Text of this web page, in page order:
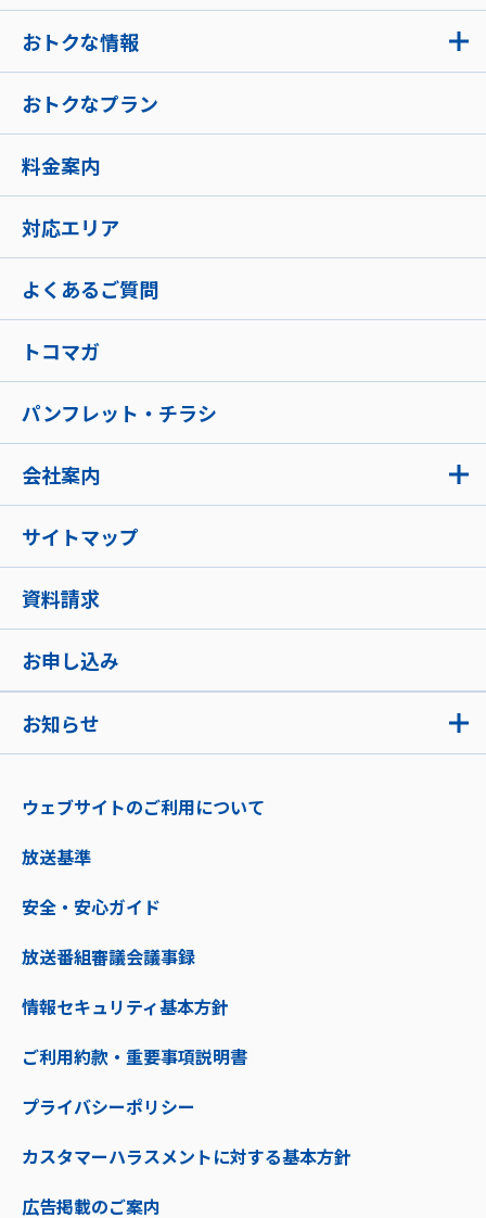
お知らせ
おトクな情報
おトクなプラン
料金案内
対応エリア
よくあるご質問
トコマガ
パンフレット・チラシ
会社案内
サイトマップ
資料請求
お申し込み
ウェブサイトのご利用について
放送基準
安全・安心ガイド
放送番組審議会議事録
情報セキュリティ基本方針
ご利用約款・重要事項説明書
プライバシーポリシー
カスタマーハラスメントに対する基本方針
広告掲載のご案内